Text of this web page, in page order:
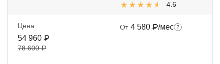
4.6
Цена
54 960 ₽
78 600 ₽
От 4 580 ₽/мес